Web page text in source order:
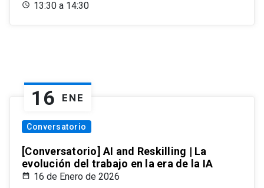
13:30 a 14:30
16 ENE
Conversatorio
[Conversatorio] AI and Reskilling | La
evolución del trabajo en la era de la IA
16 de Enero de 2026